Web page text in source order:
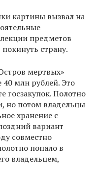
картины вызвал на
предметов
страну.
мертвых»
млн рублей. Это
госзакупок. Полотно
но потом владельцы
хранение с
вариант
совместно
попало в
владельцем,